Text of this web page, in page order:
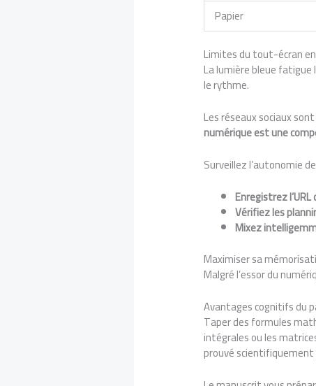
Papier
Limites du tout-écran
La lumière bleue fatigue
le rythme.
Les réseaux sociaux
numérique est une
Surveillez l’autonomie
Enregistrez
Vérifiez les
Mixez
Maximiser sa
Malgré l’essor du
Avantages cognitifs du
Taper des formules
intégrales ou les
prouvé scientifiquement